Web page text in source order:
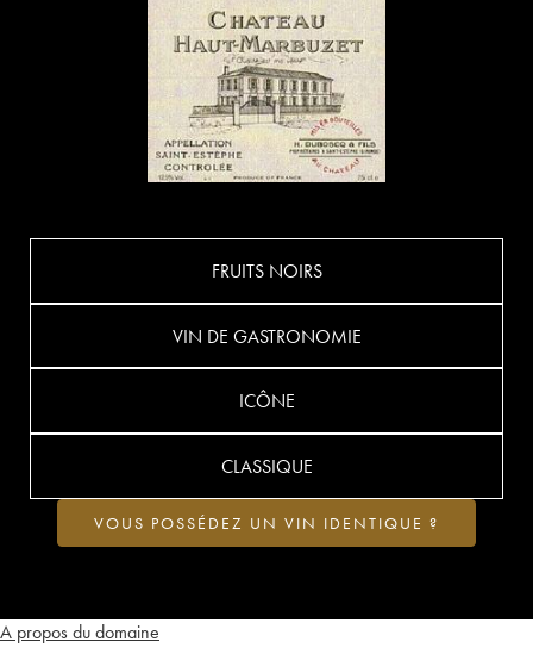
A propos du domaine
FRUITS NOIRS
VIN DE GASTRONOMIE
ICÔNE
CLASSIQUE
VOUS POSSÉDEZ UN VIN IDENTIQUE ?